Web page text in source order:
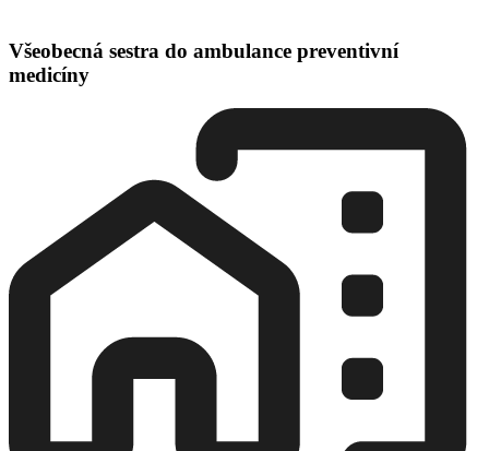
Všeobecná sestra do ambulance preventivní
medicíny